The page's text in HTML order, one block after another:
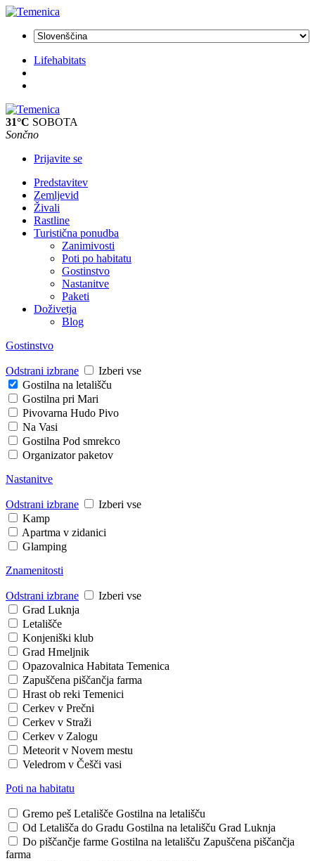
Lifehabitats
31°C SOBOTA
Sončno
Prijavite se
Predstavitev
Zemljevid
Živali
Rastline
Turistična ponudba
Zanimivosti
Poti po habitatu
Gostinstvo
Nastanitve
Paketi
Doživetja
Blog
Gostinstvo
Odstrani izbrane
Izberi vse
Gostilna na letališču
Gostilna pri Mari
Pivovarna Hudo Pivo
Na Vasi
Gostilna Pod smrekco
Organizator paketov
Nastanitve
Odstrani izbrane
Izberi vse
Kamp
Apartma v zidanici
Glamping
Znamenitosti
Odstrani izbrane
Izberi vse
Grad Luknja
Letališče
Konjeniški klub
Grad Hmeljnik
Opazovalnica Habitata Temenica
Zapuščena piščančja farma
Hrast ob reki Temenici
Cerkev v Prečni
Cerkev v Straži
Cerkev v Zalogu
Meteorit v Novem mestu
Veledrom v Češči vasi
Poti na habitatu
Gremo peš Letališče Gostilna na letališču
Od Letališča do Gradu Gostilna na letališču Grad Luknja
Do piščančje farme Gostilna na letališču Zapuščena piščančja
farma